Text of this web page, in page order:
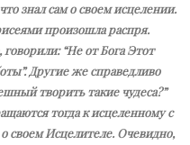
знал сам о своем исцелении.
произошла распря.
“Не от Бога Этот
Другие же справедливо
творить такие чудеса?”
тогда к исцеленному с
своем Исцелителе. Очевидно,